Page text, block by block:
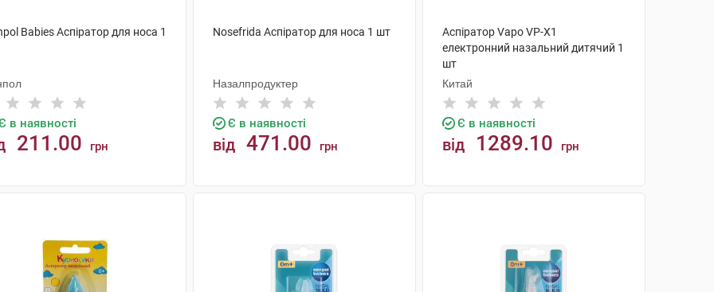
Babies Аспіратор для носа 1
в наявності
211.00 грн
Nosefrida Аспіратор для носа 1 шт
Назалпродуктер
Є в наявності
від 471.00 грн
Аспіратор Vapo VP-X1
електронний назальний дитячий 1
шт
Китай
Є в наявності
від 1289.10 грн